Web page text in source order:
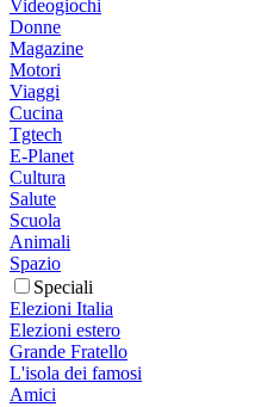
Videogiochi
Donne
Magazine
Motori
Viaggi
Cucina
Tgtech
E-Planet
Cultura
Salute
Scuola
Animali
Spazio
Speciali
Elezioni Italia
Elezioni estero
Grande Fratello
L'isola dei famosi
Amici